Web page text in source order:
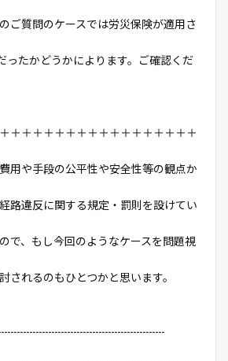
ご質問のケースでは労災保険が適用さ
ったかどうかによります。ご確認くだ
＋＋＋＋＋＋＋＋＋＋＋＋＋＋＋＋＋
用や手段の公平性や安全性等の観点か
路違反に関する規定・罰則を設けてい
で、もし今回のようなケースを問題視
されるのもひとつかと思います。